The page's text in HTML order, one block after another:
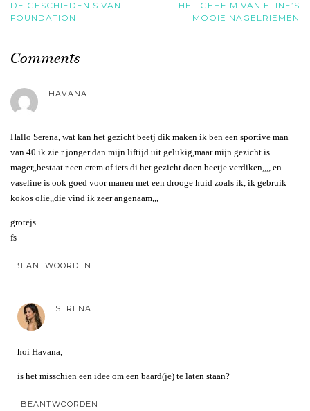
DE GESCHIEDENIS VAN
FOUNDATION
HET GEHEIM VAN ELINE’S
MOOIE NAGELRIEMEN
Comments
HAVANA
Hallo Serena, wat kan het gezicht beetj dik maken ik ben een sportive man
van 40 ik zie r jonger dan mijn liftijd uit gelukig,maar mijn gezicht is
mager,,bestaat r een crem of iets di het gezicht doen beetje verdiken,,,, en
vaseline is ook goed voor manen met een drooge huid zoals ik, ik gebruik
kokos olie,,die vind ik zeer angenaam,,,
grotejs
fs
BEANTWOORDEN
SERENA
hoi Havana,
is het misschien een idee om een baard(je) te laten staan?
BEANTWOORDEN